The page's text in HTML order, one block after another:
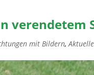
verendetem
mit Bildern,